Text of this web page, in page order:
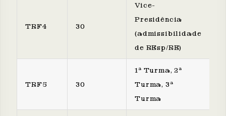
TRF4 30
Vice-
Presidência
(admissibilidade
de REsp/RE)
TRF5 30
1ª Turma, 2ª
Turma, 3ª
Turma